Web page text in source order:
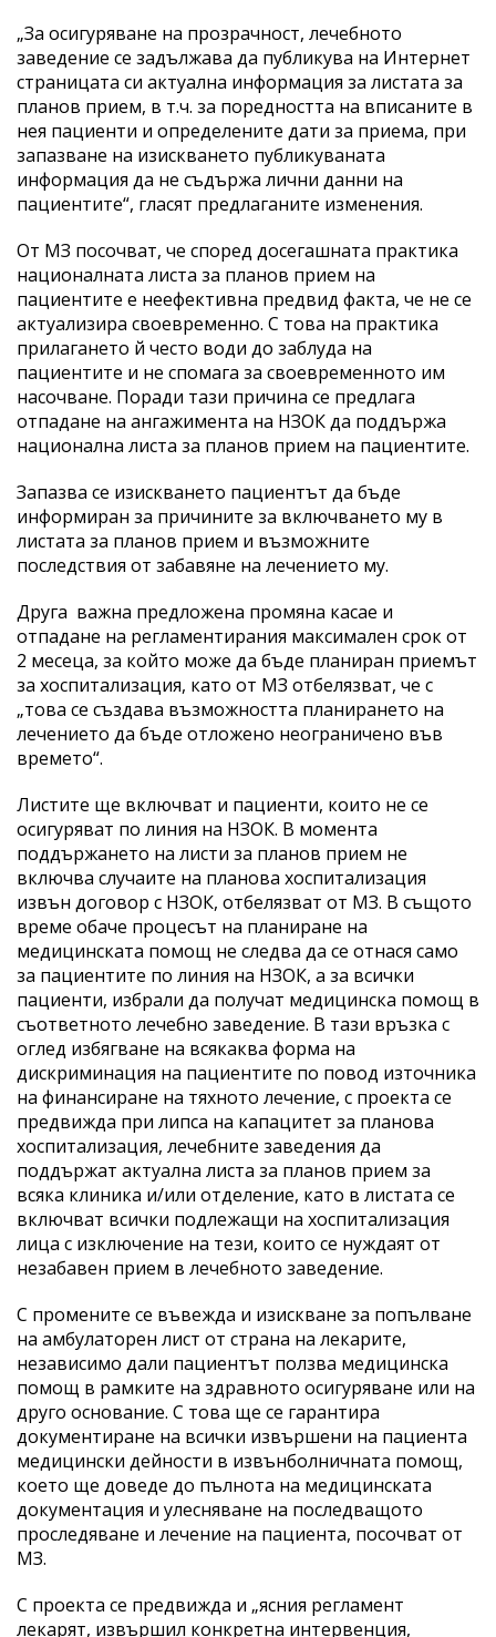
„За осигуряване на прозрачност, лечебното
заведение се задължава да публикува на Интернет
страницата си актуална информация за листата за
планов прием, в т.ч. за поредността на вписаните в
нея пациенти и определените дати за приема, при
запазване на изискването публикуваната
информация да не съдържа лични данни на
пациентите“, гласят предлаганите изменения.
От МЗ посочват, че според досегашната практика
националната листа за планов прием на
пациентите е неефективна предвид факта, че не се
актуализира своевременно. С това на практика
прилагането й често води до заблуда на
пациентите и не спомага за своевременното им
насочване. Поради тази причина се предлага
отпадане на ангажимента на НЗОК да поддържа
национална листа за планов прием на пациентите.
Запазва се изискването пациентът да бъде
информиран за причините за включването му в
листата за планов прием и възможните
последствия от забавяне на лечението му.
Друга важна предложена промяна касае и
отпадане на регламентирания максимален срок от
2 месеца, за който може да бъде планиран приемът
за хоспитализация, като от МЗ отбелязват, че с
„това се създава възможността планирането на
лечението да бъде отложено неограничено във
времето“.
Листите ще включват и пациенти, които не се
осигуряват по линия на НЗОК. В момента
поддържането на листи за планов прием не
включва случаите на планова хоспитализация
извън договор с НЗОК, отбелязват от МЗ. В същото
време обаче процесът на планиране на
медицинската помощ не следва да се отнася само
за пациентите по линия на НЗОК, а за всички
пациенти, избрали да получат медицинска помощ в
съответното лечебно заведение. В тази връзка с
оглед избягване на всякаква форма на
дискриминация на пациентите по повод източника
на финансиране на тяхното лечение, с проекта се
предвижда при липса на капацитет за планова
хоспитализация, лечебните заведения да
поддържат актуална листа за планов прием за
всяка клиника и/или отделение, като в листата се
включват всички подлежащи на хоспитализация
лица с изключение на тези, които се нуждаят от
незабавен прием в лечебното заведение.
С промените се въвежда и изискване за попълване
на амбулаторен лист от страна на лекарите,
независимо дали пациентът ползва медицинска
помощ в рамките на здравното осигуряване или на
друго основание. С това ще се гарантира
документиране на всички извършени на пациента
медицински дейности в извънболничната помощ,
което ще доведе до пълнота на медицинската
документация и улесняване на последващото
проследяване и лечение на пациента, посочват от
МЗ.
С проекта се предвижда и „ясния регламент
лекарят, извършил конкретна интервенция,